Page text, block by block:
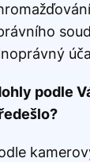
podle